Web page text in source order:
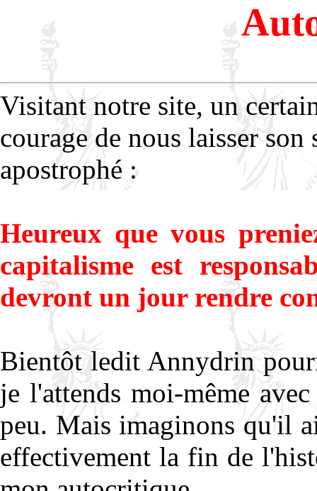
Visitant notre site, un
courage de nous laisser
apostrophé :
Heureux que vous
capitalisme est
devront un jour rendre
Bientôt ledit Annydrin
je l'attends moi-même
peu. Mais imaginons qu'il
effectivement la fin de